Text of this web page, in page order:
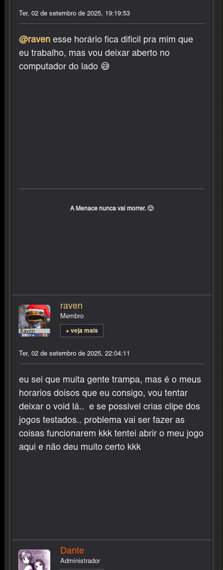
Ter, 02 de setembro de 2025, 19:19:53
@raven esse horário fica dificil pra mim que
eu trabalho, mas vou deixar aberto no
computador do lado 😅
A Menace nunca vai morrer. 🙂
raven
Membro
+ veja mais
Ter, 02 de setembro de 2025, 22:04:11
eu sei que muita gente trampa, mas é o meus
horarios doisos que eu consigo, vou tentar
deixar o void lá.. e se possivel crias clipe dos
jogos testados.. problema vai ser fazer as
coisas funcionarem kkk tentei abrir o meu jogo
aqui e não deu muito certo kkk
Dante
Administrador